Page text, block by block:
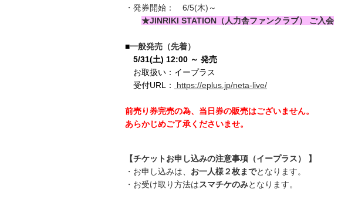
・発券開始： 6/5(木)～
★JINRIKI STATION（人力舎ファンクラブ） ご入会
■一般発売（先着）
5/31(土) 12:00 ～ 発売
お取扱い：イープラス
受付URL：
https://eplus.jp/neta-live/
前売り券完売の為、当日券の販売はございません。
あらかじめご了承くださいませ。
【チケットお申し込みの注意事項（イープラス） 】
・お申し込みは、 お一人様２枚までとなります。
・お受け取り方法はスマチケのみとなります。